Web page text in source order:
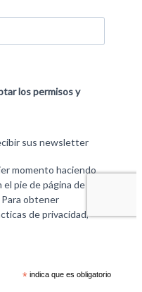
* indica que es obligatorio